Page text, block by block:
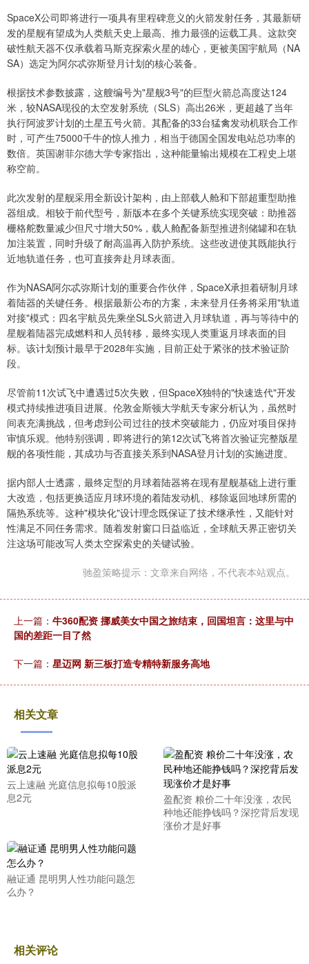
SpaceX公司即将进行一项具有里程碑意义的火箭发射任务，其最新研
发的星舰有望成为人类航天史上最高、推力最强的运载工具。这款突
破性航天器不仅承载着马斯克探索火星的雄心，更被美国宇航局（NA
SA）选定为阿尔忒弥斯登月计划的核心装备。
根据技术参数披露，这艘编号为"星舰3号"的巨型火箭总高度达124
米，较NASA现役的太空发射系统（SLS）高出26米，更超越了当年
执行阿波罗计划的土星五号火箭。其配备的33台猛禽发动机联合工作
时，可产生75000千牛的惊人推力，相当于德国全国发电站总功率的
数倍。英国谢菲尔德大学专家指出，这种能量输出规模在工程史上堪
称空前。
此次发射的星舰采用全新设计架构，由上部载人舱和下部超重型助推
器组成。相较于前代型号，新版本在多个关键系统实现突破：助推器
栅格舵数量减少但尺寸增大50%，载人舱配备新型推进剂储罐和在轨
加注装置，同时升级了耐高温再入防护系统。这些改进使其既能执行
近地轨道任务，也可直接奔赴月球表面。
作为NASA阿尔忒弥斯计划的重要合作伙伴，SpaceX承担着研制月球
着陆器的关键任务。根据最新公布的方案，未来登月任务将采用"轨道
对接"模式：四名宇航员先乘坐SLS火箭进入月球轨道，再与等待中的
星舰着陆器完成燃料和人员转移，最终实现人类重返月球表面的目
标。该计划预计最早于2028年实施，目前正处于紧张的技术验证阶
段。
尽管前11次试飞中遭遇过5次失败，但SpaceX独特的"快速迭代"开发
模式持续推进项目进展。伦敦金斯顿大学航天专家分析认为，虽然时
间表充满挑战，但考虑到公司过往的技术突破能力，仍应对项目保持
审慎乐观。他特别强调，即将进行的第12次试飞将首次验证完整版星
舰的各项性能，其成功与否直接关系到NASA登月计划的实施进度。
据内部人士透露，最终定型的月球着陆器将在现有星舰基础上进行重
大改造，包括更换适应月球环境的着陆发动机、移除返回地球所需的
隔热系统等。这种"模块化"设计理念既保证了技术继承性，又能针对
性满足不同任务需求。随着发射窗口日益临近，全球航天界正密切关
注这场可能改写人类太空探索史的关键试验。
驰盈策略提示：文章来自网络，不代表本站观点。
上一篇： 牛360配资 挪威美女中国之旅结束，回国坦言：这里与中
国的差距一目了然
下一篇： 星迈网 新三板打造专精特新服务高地
相关文章
云上速融 光庭信息拟每10股派
息2元
盈配资 粮价二十年没涨，农民
种地还能挣钱吗？深挖背后发现
涨价才是好事
融证通 昆明男人性功能问题怎
么办？
相关评论